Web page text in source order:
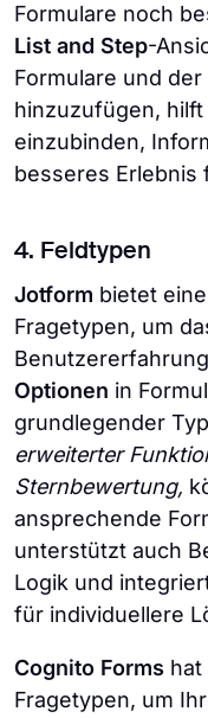
Formulare noch
List and Step-
Formulare und
hinzuzufügen, hilft
einzubinden,
besseres Erlebnis
4. Feldtypen
Jotform bietet
Fragetypen, um
Optionen in
grundlegender
erweiterter
Sternbewertung,
ansprechende
unterstützt auch
Logik und
für individuellere
Cognito Forms hat
Fragetypen, um